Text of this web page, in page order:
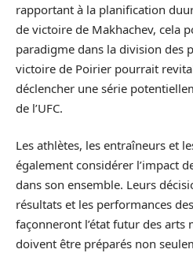
rapportant à la planification
de victoire de Makhachev, cela
paradigme dans la division des
victoire de Poirier pourrait
déclencher une série
de l’UFC.
Les athlètes, les entraîneurs et
également considérer l’impact
dans son ensemble. Leurs
résultats et les performances
façonneront l’état futur des arts
doivent être préparés non